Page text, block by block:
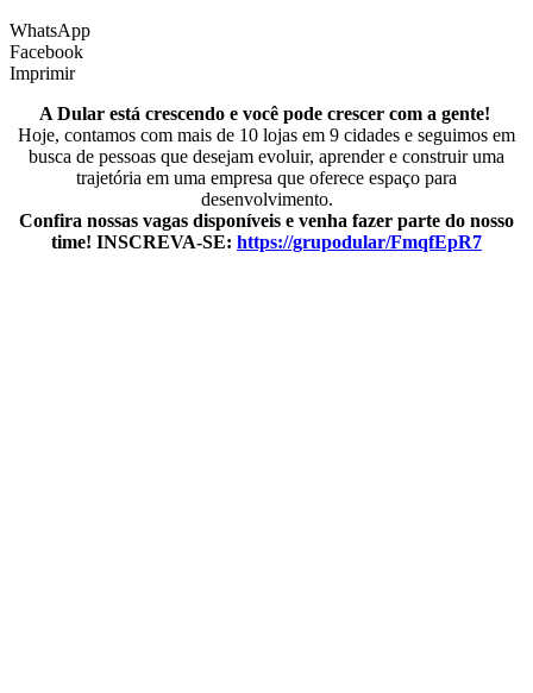
WhatsApp
Facebook
Imprimir
A Dular está crescendo e você pode crescer com a gente!
Hoje, contamos com mais de 10 lojas em 9 cidades e seguimos em
busca de pessoas que desejam evoluir, aprender e construir uma
trajetória em uma empresa que oferece espaço para
desenvolvimento.
Confira nossas vagas disponíveis e venha fazer parte do nosso
time! INSCREVA-SE: https://grupodular/FmqfEpR7